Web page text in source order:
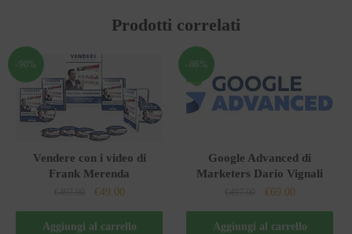
Prodotti correlati
-90%
Vendere con i video di
Frank Merenda
Il
prezzo
originale
€49.00Il
prezzo
attuale
Aggiungi al carrello
-86%
Google Advanced di
Marketers Dario Vignali
Il
prezzo
originale
€69.00Il
prezzo
attuale
Aggiungi al carrello